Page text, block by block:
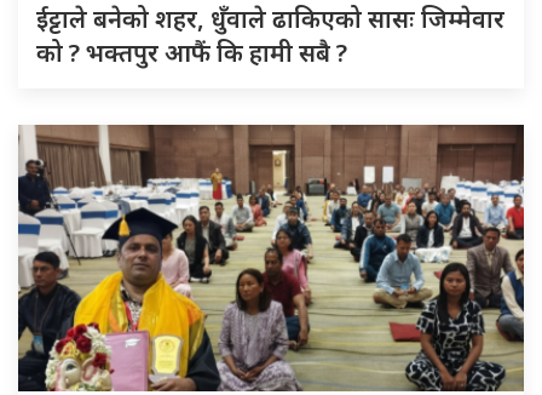
ईट्टाले बनेको शहर, धुँवाले ढाकिएको सासः जिम्मेवार
को ? भक्तपुर आफैं कि हामी सबै ?